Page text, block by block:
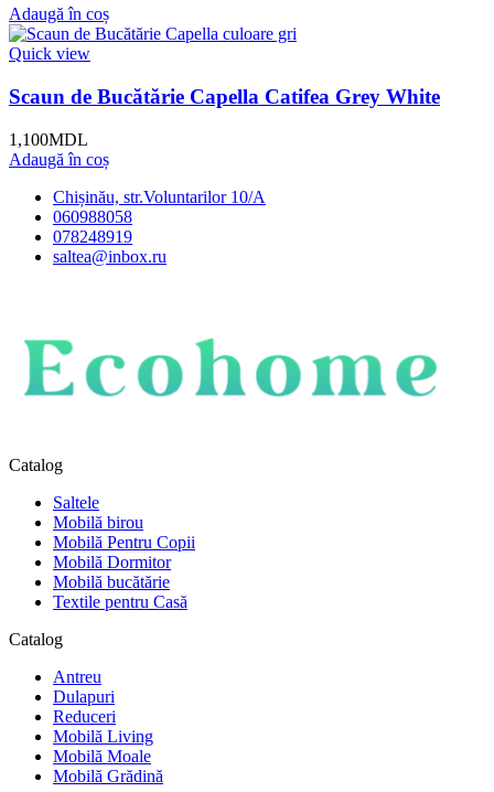
Adaugă în coș
Quick view
Scaun de Bucătărie Capella Catifea Grey White
1,100MDL
Adaugă în coș
Chișinău, str.Voluntarilor 10/A
060988058
078248919
saltea@inbox.ru
Catalog
Saltele
Mobilă birou
Mobilă Pentru Copii
Mobilă Dormitor
Mobilă bucătărie
Textile pentru Casă
Catalog
Antreu
Dulapuri
Reduceri
Mobilă Living
Mobilă Moale
Mobilă Grădină